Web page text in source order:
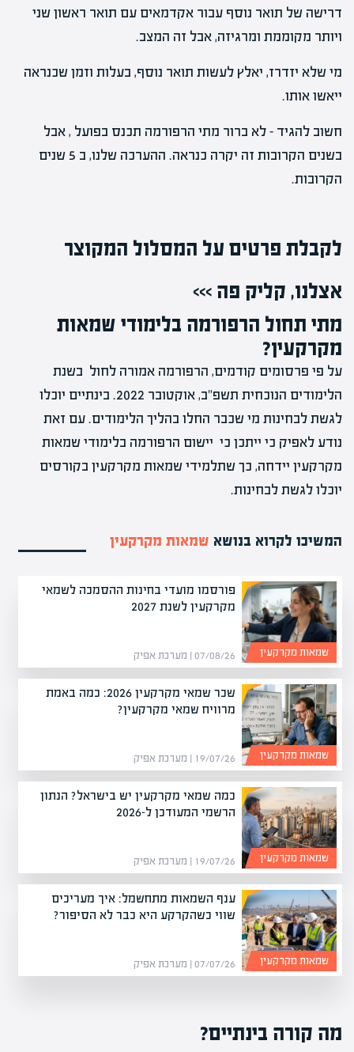
דרישה של תואר נוסף עבור אקדמאים עם תואר ראשון שני
ויותר מקוממת ומרגיזה, אבל זה המצב.
מי שלא יזדרז, יאלץ לעשות תואר נוסף, בעלות וזמן שכנראה
ייאשו אותו.
חשוב להגיד – לא ברור מתי הרפורמה תכנס בפועל , אבל
בשנים הקרובות זה יקרה כנראה. ההערכה שלנו, ב 5 שנים
הקרובות.
לקבלת פרטים על המסלול המקוצר
אצלנו, קליק פה >>>
מתי תחול הרפורמה בלימודי שמאות
מקרקעין?
על פי פרסומים קודמים, הרפורמה אמורה לחול בשנת
הלימודים הנוכחית תשפ"ב, אוקטובר 2022. בינתיים יוכלו
לגשת לבחינות מי שכבר החלו בהליך הלימודים. עם זאת
נודע לאפיק כי ייתכן כי יישום הרפורמה בלימודי שמאות
מקרקעין יידחה, כך שתלמידי שמאות מקרקעין בקורסים
יוכלו לגשת לבחינות.
המשיכו לקרוא בנושא שמאות מקרקעין
פורסמו מועדי בחינות ההסמכה לשמאי
מקרקעין לשנת 2027
07/08/26 | מערכת אפיק שמאות מקרקעין
שכר שמאי מקרקעין 2026: כמה באמת
מרוויח שמאי מקרקעין?
19/07/26 | מערכת אפיק שמאות מקרקעין
כמה שמאי מקרקעין יש בישראל? הנתון
הרשמי המעודכן ל-2026
19/07/26 | מערכת אפיק שמאות מקרקעין
ענף השמאות מתחשמל: איך מעריכים
שווי כשהקרקע היא כבר לא הסיפור?
07/07/26 | מערכת אפיק שמאות מקרקעין
מה קורה בינתיים?